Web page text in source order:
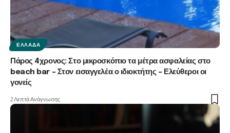
ΕΛΛΆΔΑ
Πάρος 4χρονος: Στο μικροσκόπιο τα μέτρα ασφαλείας στο
beach bar – Στον εισαγγελέα ο ιδιοκτήτης – Ελεύθεροι οι
γονείς
2 Λεπτά Ανάγνωσης